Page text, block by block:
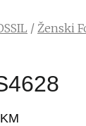
/ Ženski
KM